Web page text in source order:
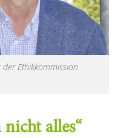
Ethikkommission
nicht alles“